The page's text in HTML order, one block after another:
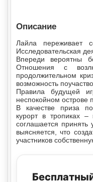
Описание
Лайла переживает
Исследовательская
Впереди вероятны
Отношения с
продолжительном
возможность
Правила будущей
неспокойном острове
В качестве приза
курорт в тропиках
соглашается принять
выясняется, что
участников